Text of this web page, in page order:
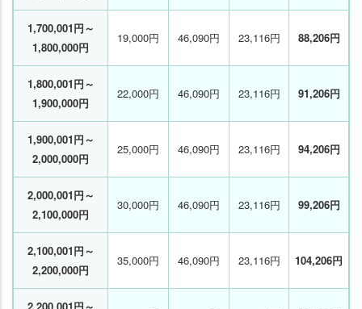
1,700,001円～
1,800,000円
19,000円 46,090円 23,116円 88,206円
1,800,001円～
1,900,000円
22,000円 46,090円 23,116円 91,206円
1,900,001円～
2,000,000円
25,000円 46,090円 23,116円 94,206円
2,000,001円～
2,100,000円
30,000円 46,090円 23,116円 99,206円
2,100,001円～
2,200,000円
35,000円 46,090円 23,116円 104,206円
2,200,001円～